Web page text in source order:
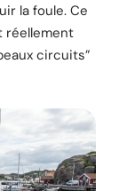
la foule. Ce
réellement
circuits”